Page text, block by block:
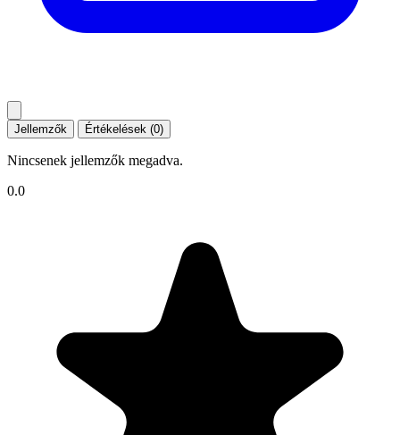
Jellemzők Értékelések (0)
Nincsenek jellemzők megadva.
0.0